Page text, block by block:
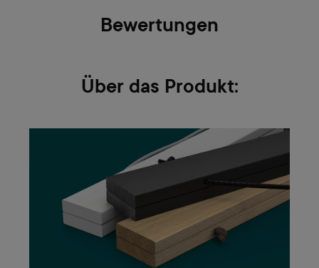
Bewertungen
Über das Produkt: